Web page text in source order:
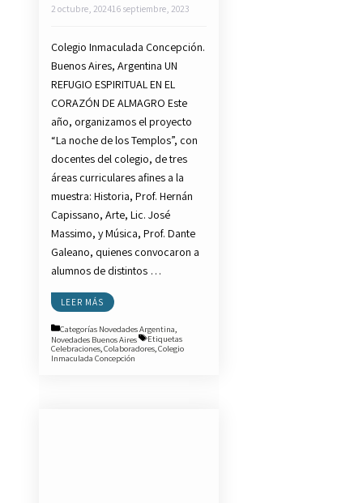
2 octubre, 202416 septiembre, 2023
Colegio Inmaculada Concepción.
Buenos Aires, Argentina UN
REFUGIO ESPIRITUAL EN EL
CORAZÓN DE ALMAGRO Este
año, organizamos el proyecto
“La noche de los Templos”, con
docentes del colegio, de tres
áreas curriculares afines a la
muestra: Historia, Prof. Hernán
Capissano, Arte, Lic. José
Massimo, y Música, Prof. Dante
Galeano, quienes convocaron a
alumnos de distintos …
LEER MÁS
Categorías Novedades Argentina
Novedades Buenos Aires
Etiquetas
Celebraciones,Colaboradores,Colegio
Inmaculada Concepción